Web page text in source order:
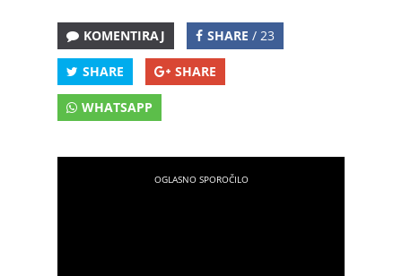
KOMENTIRAJ SHARE / 23
SHARE SHARE
WHATSAPP